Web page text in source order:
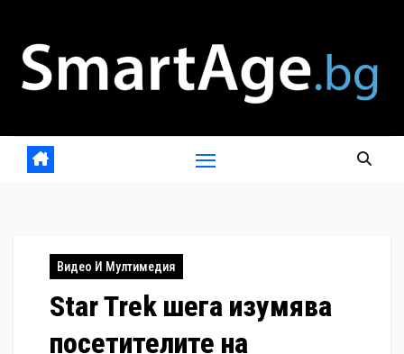
content
Видео И Мултимедия
Star Trek шега изумява
посетителите на